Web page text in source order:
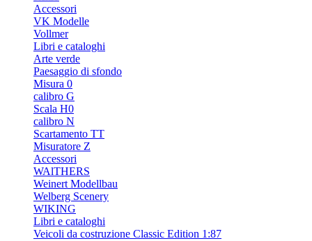
Accessori
VK Modelle
Vollmer
Libri e cataloghi
Arte verde
Paesaggio di sfondo
Misura 0
calibro G
Scala H0
calibro N
Scartamento TT
Misuratore Z
Accessori
WAlTHERS
Weinert Modellbau
Welberg Scenery
WIKING
Libri e cataloghi
Veicoli da costruzione Classic Edition 1:87